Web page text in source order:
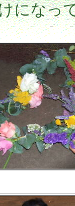
になっ